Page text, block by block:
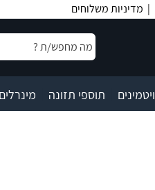
מדיניות משלוחים
ויטמינים תוספי תזונה מינרלים